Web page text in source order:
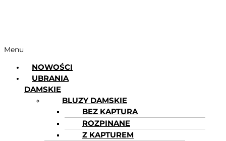
Menu
NOWOŚCI
UBRANIA
DAMSKIE
BLUZY DAMSKIE
BEZ KAPTURA
ROZPINANE
Z KAPTUREM